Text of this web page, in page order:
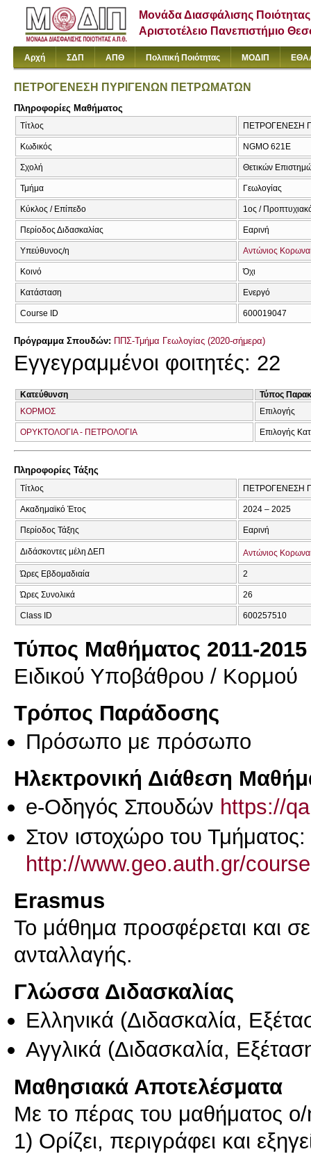
Μονάδα Διασφάλισης Ποιότητας
Αριστοτέλειο Πανεπιστήμιο
Αρχή ΣΔΠ ΑΠΘ Πολιτική Ποιότητας ΜΟΔΙΠ
ΠΕΤΡΟΓΕΝΕΣΗ ΠΥΡΙΓΕΝΩΝ ΠΕΤΡΩΜΑΤΩΝ
Πληροφορίες Μαθήματος
Τίτλος ΠΕΤΡΟΓΕΝΕΣΗ
Κωδικός NGMO 621E
Σχολή Θετικών
Τμήμα Γεωλογίας
Κύκλος / Επίπεδο 1ος /
Περίοδος Διδασκαλίας Εαρινή
Υπεύθυνος/η Αντώνιος
Κοινό Όχι
Κατάσταση Ενεργό
Course ID 600019047
Πρόγραμμα Σπουδών: ΠΠΣ-Τμήμα Γεωλογίας (2020-σήμερα)
Εγγεγραμμένοι φοιτητές: 22
Κατεύθυνση
Τύπος
ΚΟΡΜΟΣ
Επιλογής
ΟΡΥΚΤΟΛΟΓΙΑ - ΠΕΤΡΟΛΟΓΙΑ Επιλογής
Πληροφορίες Τάξης
Τίτλος ΠΕΤΡΟΓΕΝΕΣΗ
Ακαδημαϊκό Έτος 2024 – 2025
Περίοδος Τάξης Εαρινή
Διδάσκοντες μέλη ΔΕΠ Αντώνιος
Ώρες Εβδομαδιαία 2
Ώρες Συνολικά 26
Class ID 600257510
Τύπος Μαθήματος 2011-2015
Ειδικού Υποβάθρου / Κορμού
Τρόπος Παράδοσης
Πρόσωπο με πρόσωπο
Ηλεκτρονική Διάθεση
e-Οδηγός Σπουδών https://
Στον ιστοχώρο του Τμήματος:
http://www.geo.auth.gr/
Erasmus
Το μάθημα προσφέρεται και
ανταλλαγής.
Γλώσσα Διδασκαλίας
Ελληνικά (Διδασκαλία,
Αγγλικά (Διδασκαλία,
Μαθησιακά Αποτελέσματα
Με το πέρας του μαθήματος ο/
1) Ορίζει, περιγράφει και